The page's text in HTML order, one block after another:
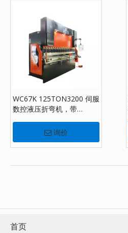
WC67K 125TON3200 伺服
数控液压折弯机，带
询价
首页